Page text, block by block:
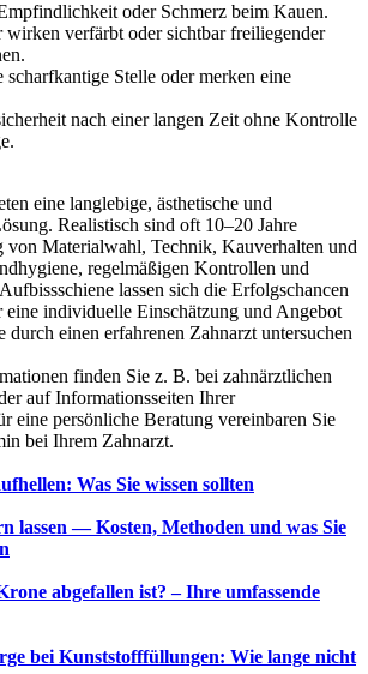
oder Schmerz beim Kauen.
wirken verfärbt oder sichtbar freiliegender
scharfkantige Stelle oder merken eine
nach einer langen Zeit ohne Kontrolle
eine langlebige, ästhetische und
Realistisch sind oft 10–20 Jahre
von Materialwahl, Technik, Kauverhalten und
regelmäßigen Kontrollen und
lassen sich die Erfolgschancen
eine individuelle Einschätzung und Angebot
durch einen erfahrenen Zahnarzt untersuchen
finden Sie z. B. bei zahnärztlichen
auf Informationsseiten Ihrer
eine persönliche Beratung vereinbaren Sie
bei Ihrem Zahnarzt.
Was Sie wissen sollten
lassen — Kosten, Methoden und was Sie
abgefallen ist? – Ihre umfassende
bei Kunststofffüllungen: Wie lange nicht